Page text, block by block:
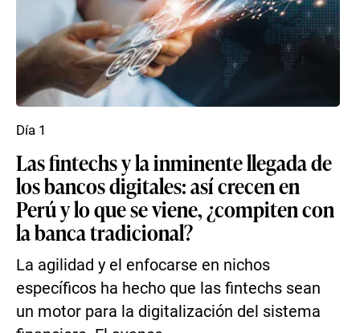
Las fintechs y la inminente llegada de
los bancos digitales: así crecen en
Perú y lo que se viene, ¿compiten con
la banca tradicional?
La agilidad y el enfocarse en nichos
específicos ha hecho que las fintechs sean
un motor para la digitalización del sistema
Día 1